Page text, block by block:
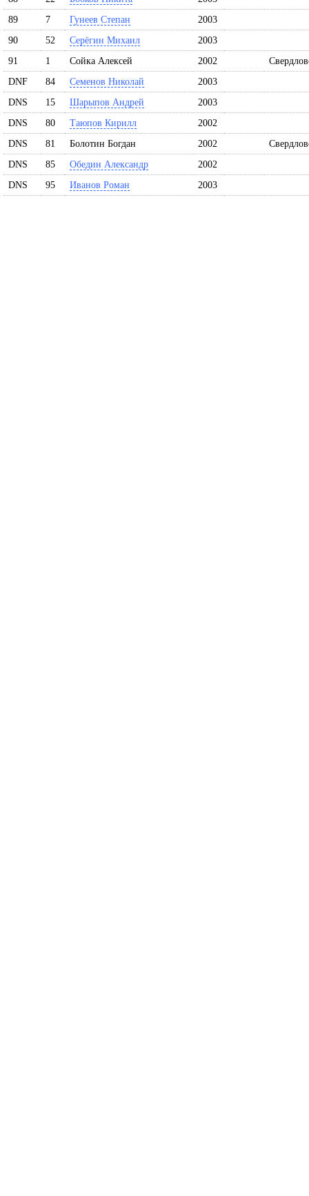
89
7 Гунеев Степан
2003
90
52 Серёгин Михаил
2003
91
1 Сойка Алексей 2002
DNF
84 Семенов Николай
2003
DNS
15 Шарыпов Андрей
2003
DNS
80 Таюпов Кирилл
2002
DNS
81 Болотин Богдан 2002
DNS
85 Обедин Александр
2002
DNS
95 Иванов Роман 2003